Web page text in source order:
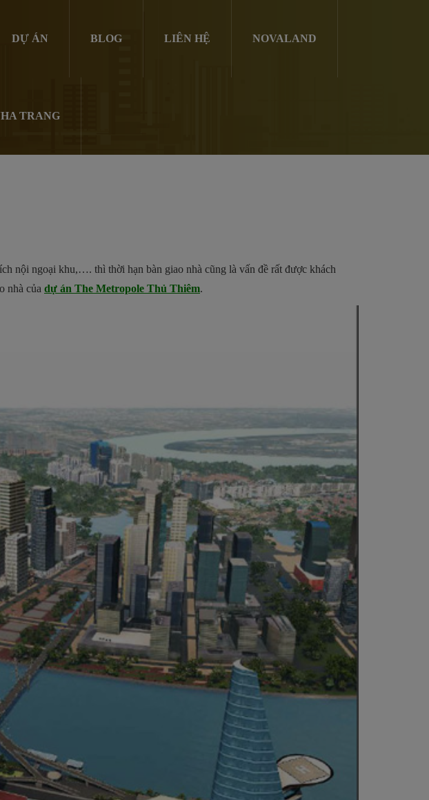
DỰ ÁN BLOG LIÊN HỆ NOVALAND
TRANG
nội ngoại khu,…. thì thời hạn bàn giao nhà cũng là vấn đề rất được khách
nhà của dự án The Metropole Thủ Thiêm.